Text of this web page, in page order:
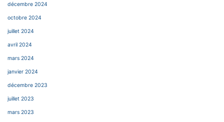
décembre 2024
octobre 2024
juillet 2024
avril 2024
mars 2024
janvier 2024
décembre 2023
juillet 2023
mars 2023